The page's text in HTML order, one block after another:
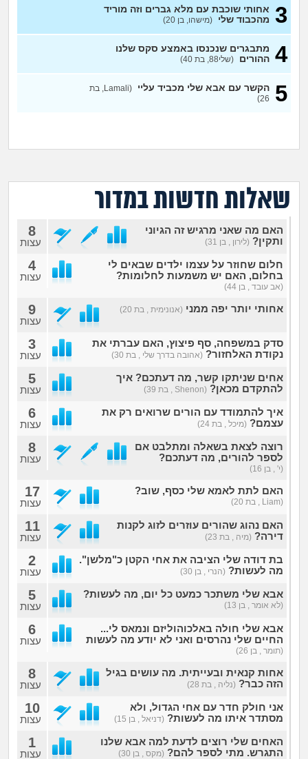
לימודים וסטודנטים
עבודה וקריירה
מה שעובר עליי
שומרים על הגוף
יוקר המחיה
גאווה
3 אחותי שוכבת עם מלא גברים וזה מוריד
מהכבוד שלי (מישהו, בן 20)
4 מתבגרים שנכנסו באמצע סקס שלנו
ההורים (שלי88, בת 40)
5 הקשר עם אבא שלי מכביד עליי
(Lamali, בת
26)
שאלות חדשות במדור
האם מה שאני מרגיש זה הגיוני
ותקין? (לירון , בן 31)
8
עצות
חלום שחוזר על עצמו ילדים שבאים לי
בחלום, האם יש משמעות לחלומות?
(אב עובד , בן 44)
4
עצות
אחותי יותר יפה ממני (אנונימית , בת 20) 9
עצות
סדק במשפחה, סף פיצוץ, האם עברתי את
נקודת האלחזור? (אהובה בדרך שלי , בת 30)
3
עצות
אחים שניתקו קשר, מה דעתכם? איך
להתקדם מכאן? (Shenon , בת 39)
5
עצות
איך להתמודד עם הורים שרואים רק את
עצמם? (מיכל , בת 24)
6
עצות
רוצה לצאת בשאלה ומתלבט אם
לספר להורים, מה דעתכם?
(י' , בן 16)
8
עצות
האם לתת לאמא שלי כסף, שוב?
(Liam , בת 20)
17
עצות
האם נהוג שהורים עוזרים לזוג לקנות
דירה? (מיה , בת 23)
11
עצות
בת דודה שלי הציבה את אחי הקטן כ"מלשן".
מה לעשות? (הנרי , בן 30)
2
עצות
אבא שלי משתכר כמעט כל יום, מה לעשות?
(לא אומר , בן 13)
5
עצות
אבא שלי חולה באלכוהוליזם ונמאס לי...
החיים שלי נהרסים ואני לא יודע מה לעשות
(תומר , בן 26)
6
עצות
אחות קנאית ובעייתית. מה עושים בגיל
הזה כבר? (נליה , בת 28)
8
עצות
אני חולק חדר עם אחי הגדול, ולא
מסתדר איתו מה לעשות? (דניאל , בן 15)
10
עצות
האחים שלי רוצים לדעת למה אבא שלנו
התגרש. מתי לספר להם? (מקס , בן 30)
1
עצות